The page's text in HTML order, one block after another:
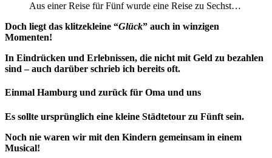
Aus einer Reise für Fünf wurde eine Reise zu Sechst…
Doch liegt das klitzekleine “Glück” auch in winzigen
Momenten!
In Eindrücken und Erlebnissen, die nicht mit Geld zu bezahlen
sind – auch darüber schrieb ich bereits oft.
Einmal Hamburg und zurück für Oma und uns
Es sollte ursprünglich eine kleine Städtetour zu Fünft sein.
Noch nie waren wir mit den Kindern gemeinsam in einem
Musical!